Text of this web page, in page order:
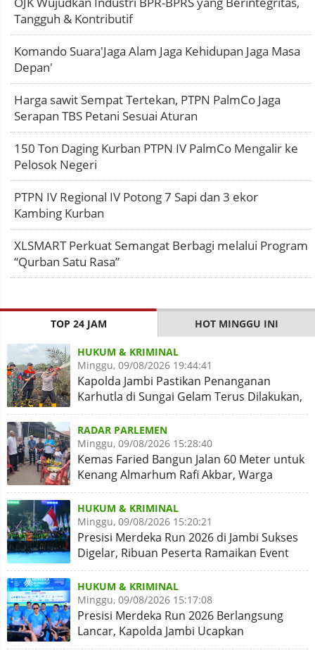
Tangguh & Kontributif
Komando Suara'Jaga Alam Jaga Kehidupan Jaga Masa
Depan'
Harga sawit Sempat Tertekan, PTPN PalmCo Jaga
Serapan TBS Petani Sesuai Aturan
150 Ton Daging Kurban PTPN IV PalmCo Mengalir ke
Pelosok Negeri
PTPN IV Regional IV Potong 7 Sapi dan 3 ekor
Kambing Kurban
XLSMART Perkuat Semangat Berbagi melalui Program
“Qurban Satu Rasa”
TOP 24 JAM HOT MINGGU INI
HUKUM & KRIMINAL
Minggu, 09/08/2026 19:44:41
Kapolda Jambi Pastikan Penanganan
Karhutla di Sungai Gelam Terus Dilakukan,
Sinergi Diperkuat
RADAR PARLEMEN
Minggu, 09/08/2026 15:28:40
Kemas Faried Bangun Jalan 60 Meter untuk
Kenang Almarhum Rafi Akbar, Warga
Simpang Rimbo Syukuran
HUKUM & KRIMINAL
Minggu, 09/08/2026 15:20:21
Presisi Merdeka Run 2026 di Jambi Sukses
Digelar, Ribuan Peserta Ramaikan Event
Nasional
HUKUM & KRIMINAL
Minggu, 09/08/2026 15:17:08
Presisi Merdeka Run 2026 Berlangsung
Lancar, Kapolda Jambi Ucapkan
Terimakasih dan Apresiasi